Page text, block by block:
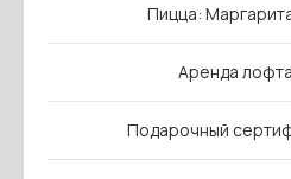
Пицца:
Аренда лофта
Подарочный